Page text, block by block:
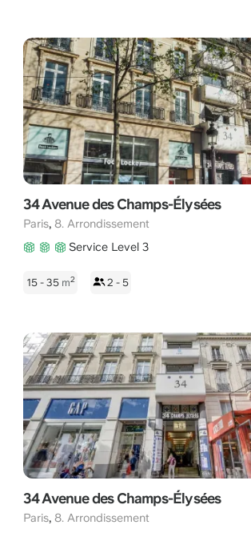
34 Avenue des Champs-Élysées
Paris, 8. Arrondissement
Service Level 3
15 - 35 m2 2 - 5
34 Avenue des Champs-Élysées
Paris, 8. Arrondissement